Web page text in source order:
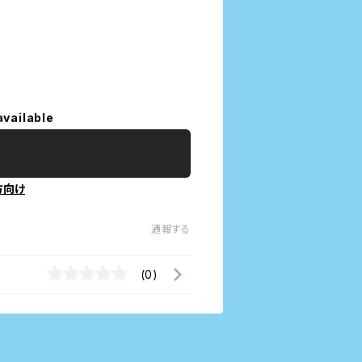
向け
通報する
(0)